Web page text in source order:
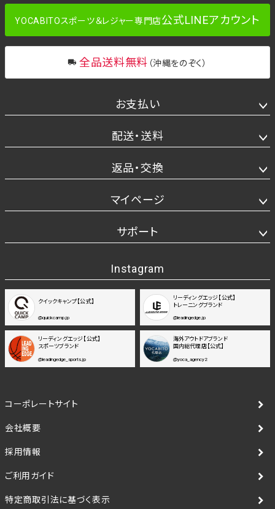
YOCABITOスポーツ＆レジャー専門店公式LINEアカウント
全品送料無料 （沖縄をのぞく）
お支払い
配送・送料
返品・交換
マイページ
サポート
Instagram
クイックキャンプ【公式】
@quickcamp.jp
リーディングエッジ【公式】
トレーニングブランド
@leadingedge.jp
リーディングエッジ【公式】
スポーツブランド
@leadingedge_sports.jp
海外アウトドアブランド
国内総代理店【公式】
@yoca_agency2
コーポレートサイト
会社概要
採用情報
ご利用ガイド
特定商取引法に基づく表示